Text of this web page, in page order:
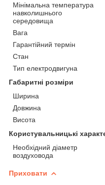
Мінімальна температура
навколишнього
середовища
Вага
Гарантійний термін
Стан
Тип електродвигуна
Габаритні розміри
Ширина
Довжина
Висота
Користувальницькі
Необхідний діаметр
воздуховода
Приховати